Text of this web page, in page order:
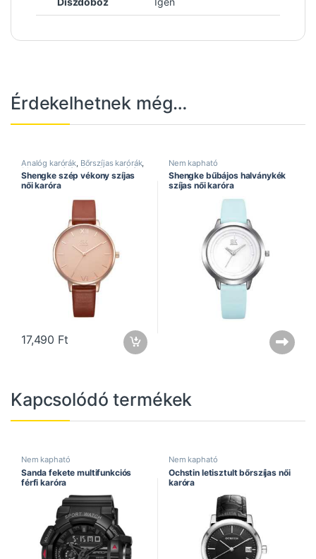
Érdekelhetnek még…
Analóg karórák Bőrszíjas karórák,
Divatos karórák, Elegáns karórák ,
Női karórák,Shengke óra
Shengke szép vékony szíjas
női karóra
17,490 Ft
Nem kapható
Shengke bűbájos halványkék
szíjas női karóra
Kapcsolódó termékek
Nem kapható
Sanda fekete multifunkciós
férfi karóra
Nem kapható
Ochstin letisztult bőrszíjas női
karóra